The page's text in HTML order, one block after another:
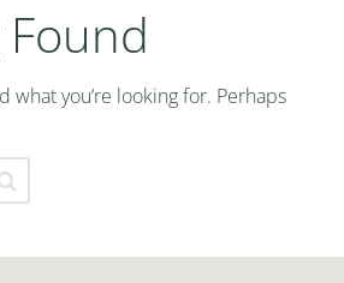
what you’re looking for. Perhaps